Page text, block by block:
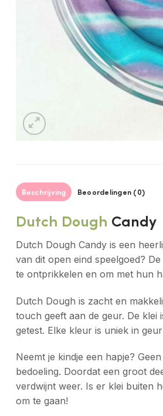
Beschrijving Beoordelingen (0)
Dutch Dough Candy
Dutch Dough Candy is een
van dit open eind speelgoed?
te ontprikkelen en om met hun
Dutch Dough is zacht en
touch geeft aan de geur. De
getest. Elke kleur is uniek in
Neemt je kindje een hapje?
bedoeling. Doordat een groot
verdwijnt weer. Is er klei buiten
om te gaan!